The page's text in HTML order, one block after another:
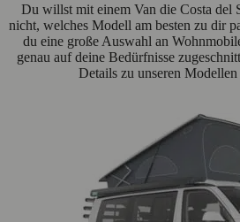
Du willst mit einem Van die Costa del
nicht, welches Modell am besten zu dir
du eine große Auswahl an
genau auf deine Bedürfnisse
Details zu unseren